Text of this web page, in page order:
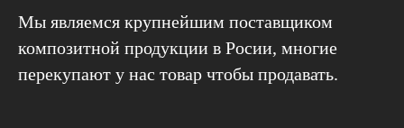
Мы являемся крупнейшим поставщиком
композитной продукции в Росии, многие
перекупают у нас товар чтобы продавать.